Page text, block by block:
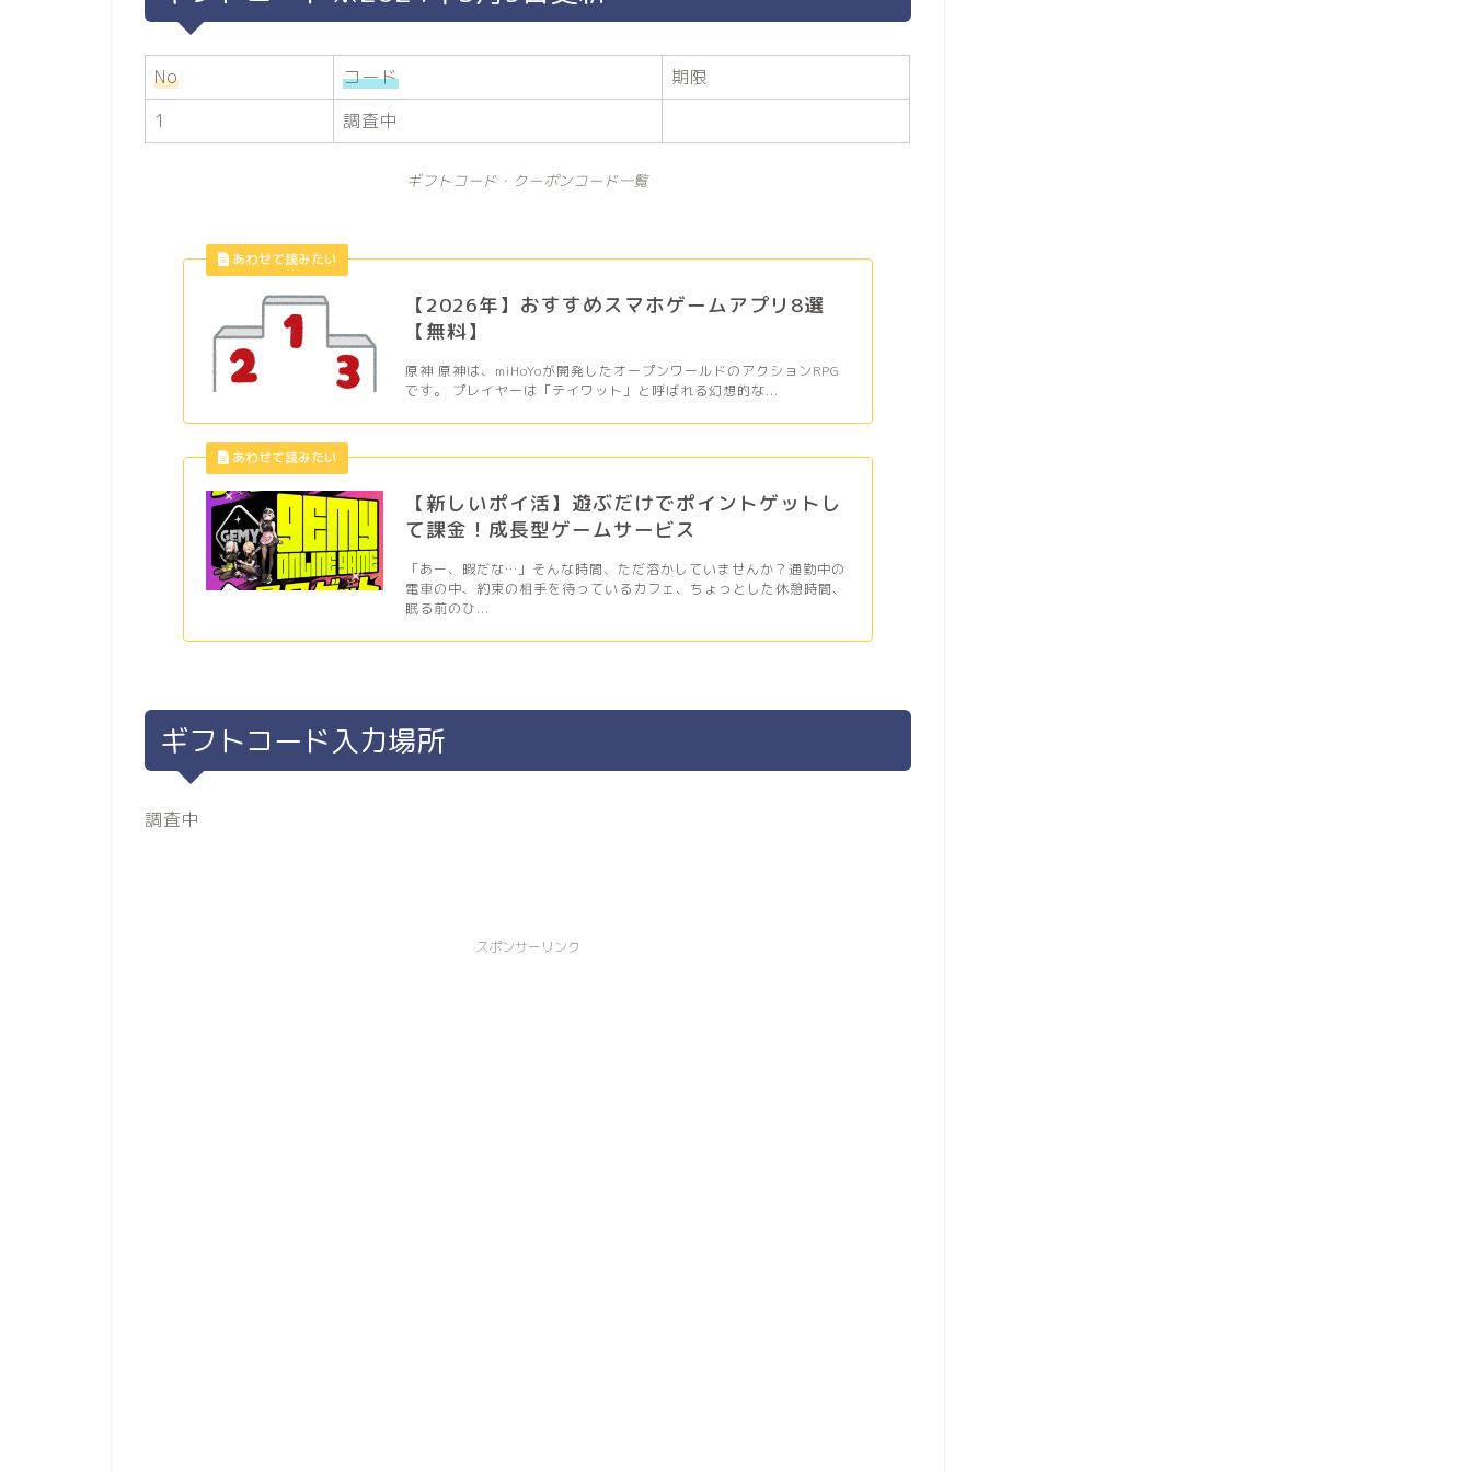
No コード
期限
1
調査中
ギフトコード・クーポンコード一覧
【2026年】おすすめスマホゲームアプリ8選
【無料】
原神 原神は、miHoYoが開発したオープンワールドのアクションRPG
です。 プレイヤーは「テイワット」と呼ばれる幻想的な...
【新しいポイ活】遊ぶだけでポイントゲットし
て課金！成長型ゲームサービス
「あー、暇だな…」そんな時間、ただ溶かしていませんか？通勤中の
電車の中、約束の相手を待っているカフェ、ちょっとした休憩時間、
眠る前のひ...
ギフトコード入力場所
調査中
スポンサーリンク